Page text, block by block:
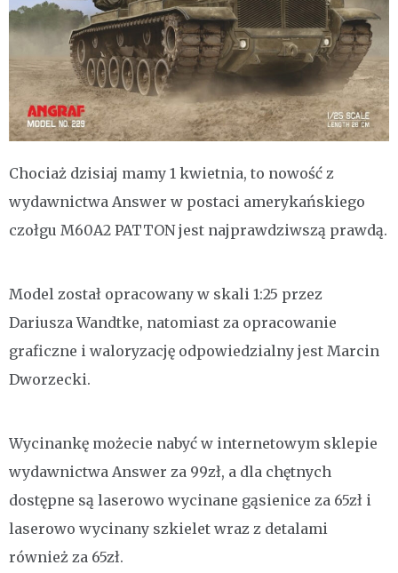
Chociaż dzisiaj mamy 1 kwietnia, to nowość z
wydawnictwa Answer w postaci amerykańskiego
czołgu M60A2 PATTON jest najprawdziwszą prawdą.
Model został opracowany w skali 1:25 przez
Dariusza Wandtke, natomiast za opracowanie
graficzne i waloryzację odpowiedzialny jest Marcin
Dworzecki.
Wycinankę możecie nabyć w internetowym sklepie
wydawnictwa Answer za 99zł, a dla chętnych
dostępne są laserowo wycinane gąsienice za 65zł i
laserowo wycinany szkielet wraz z detalami
również za 65zł.